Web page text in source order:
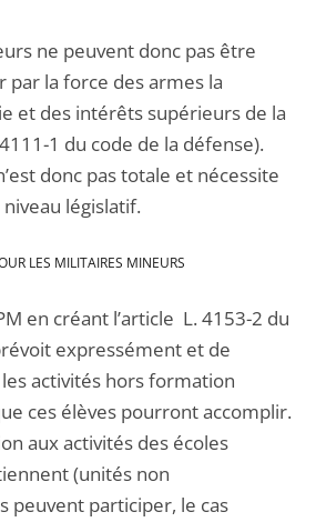
ne peuvent donc pas être
par la force des armes la
et des intérêts supérieurs de la
1 du code de la défense).
donc pas totale et nécessite
législatif.
LES MILITAIRES MINEURS
en créant l’article L. 4153-2 du
expressément et de
activités hors formation
ces élèves pourront accomplir.
aux activités des écoles
(unités non
peuvent participer, le cas